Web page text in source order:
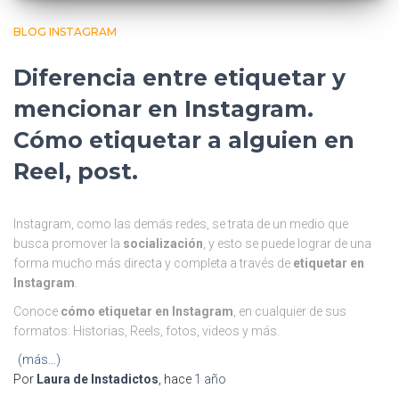
BLOG INSTAGRAM
Diferencia entre etiquetar y
mencionar en Instagram.
Cómo etiquetar a alguien en
Reel, post.
Instagram, como las demás redes, se trata de un medio que
busca promover la socialización , y esto se puede lograr de una
forma mucho más directa y completa a través de etiquetar en
Instagram
Conoce cómo etiquetar en Instagram , en cualquier de sus
formatos: Historias, Reels, fotos, videos y más.
(más…)
Por Laura de Instadictos , hace 1 año